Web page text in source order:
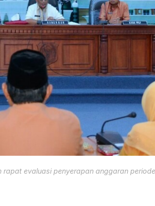
rapat evaluasi penyerapan anggaran